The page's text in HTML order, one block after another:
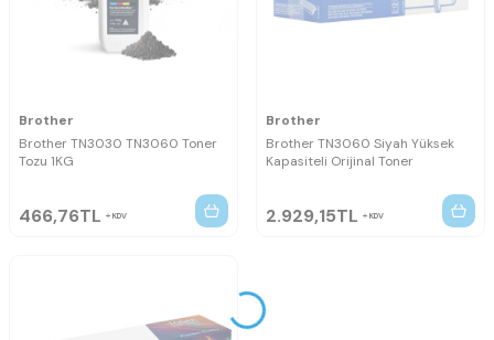
Brother
Brother TN3030 TN3060 Toner
Tozu 1KG
466,76TL KDV
Brother
Brother TN3060 Siyah Yüksek
Kapasiteli Orijinal Toner
2.929,15TL KDV